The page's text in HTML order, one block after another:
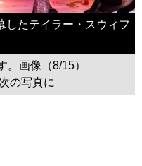
たテイラー・スウィフ
。画像（8/15）
の写真に